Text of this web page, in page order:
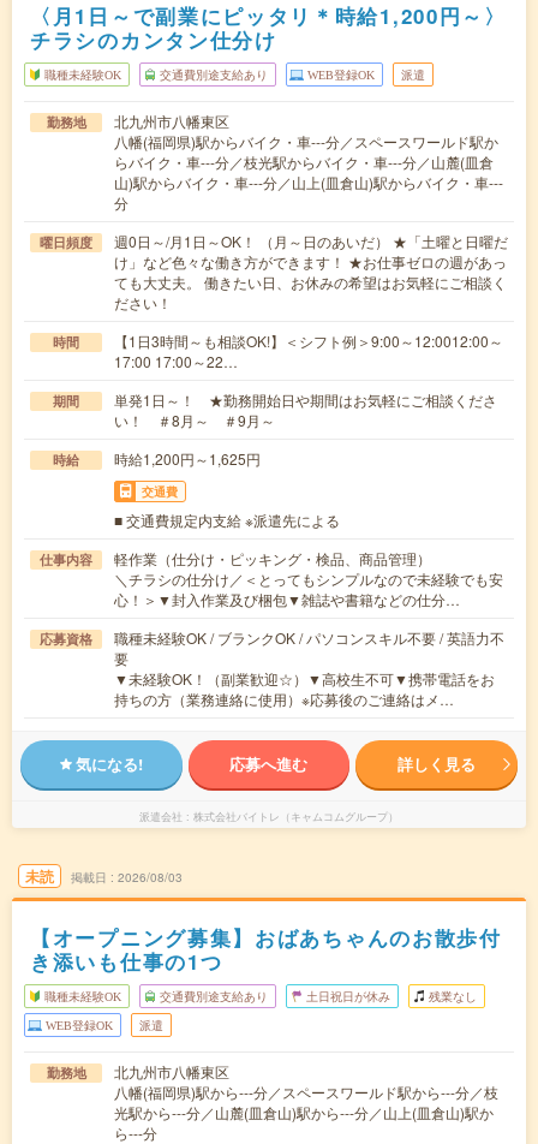
〈月1日～で副業にピッタリ＊時給1,200円～〉
チラシのカンタン仕分け
職種未経験OK 交通費別途支給あり WEB登録OK 派遣
勤務地
北九州市八幡東区
八幡(福岡県)駅からバイク・車---分／スペースワールド駅か
らバイク・車---分／枝光駅からバイク・車---分／山麓(皿倉
山)駅からバイク・車---分／山上(皿倉山)駅からバイク・車---
分
曜日頻度
週0日～/月1日～OK！ （月～日のあいだ） ★「土曜と日曜だ
け」など色々な働き方ができます！ ★お仕事ゼロの週があっ
ても大丈夫。 働きたい日、お休みの希望はお気軽にご相談く
ださい！
時間
【1日3時間～も相談OK!】＜シフト例＞9:00～12:0012:00～
17:00 17:00～22…
期間
単発1日～！ ★勤務開始日や期間はお気軽にご相談くださ
い！ ＃8月～ ＃9月～
時給 時給1,200円～1,625円
交通費
■ 交通費規定内支給 ※派遣先による
仕事内容
軽作業（仕分け・ピッキング・検品、商品管理）
＼チラシの仕分け／＜とってもシンプルなので未経験でも安
心！＞▼封入作業及び梱包▼雑誌や書籍などの仕分…
応募資格
職種未経験OK / ブランクOK / パソコンスキル不要 / 英語力不
要
▼未経験OK！（副業歓迎☆）▼高校生不可▼携帯電話をお
持ちの方（業務連絡に使用）※応募後のご連絡はメ…
気になる! 応募へ進む 詳しく見る
派遣会社 株式会社バイトレ（キャムコムグループ）
未読 掲載日 2026/08/03
【オープニング募集】おばあちゃんのお散歩付
き添いも仕事の1つ
職種未経験OK 交通費別途支給あり 土日祝日が休み 残業なし
WEB登録OK 派遣
勤務地
北九州市八幡東区
八幡(福岡県)駅から---分／スペースワールド駅から---分／枝
光駅から---分／山麓(皿倉山)駅から---分／山上(皿倉山)駅か
ら---分